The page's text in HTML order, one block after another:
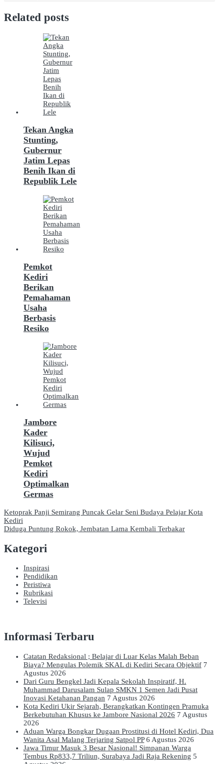
Related posts
Tekan Angka
Stunting,
Gubernur
Jatim Lepas
Benih Ikan di
Republik Lele
Pemkot
Kediri
Berikan
Pemahaman
Usaha
Berbasis
Resiko
Jambore
Kader
Kilisuci,
Wujud
Pemkot
Kediri
Optimalkan
Germas
Navigasi
pos
Ketoprak Panji Semirang Puncak Gelar Seni Budaya Pelajar Kota
Kediri
Diduga Puntung Rokok, Jembatan Lama Kembali Terbakar
Kategori
Inspirasi
Pendidikan
Peristiwa
Rubrikasi
Televisi
Informasi Terbaru
Catatan Redaksional ; Belajar di Luar Kelas Malah Beban
Biaya? Mengulas Polemik SKAL di Kediri Secara Objektif 7
Agustus 2026
Dari Guru Bengkel Jadi Kepala Sekolah Inspiratif, H.
Muhammad Darusalam Sulap SMKN 1 Semen Jadi Pusat
Inovasi Ketahanan Pangan 7 Agustus 2026
Kota Kediri Ukir Sejarah, Berangkatkan Kontingen Pramuka
Berkebutuhan Khusus ke Jambore Nasional 2026 7 Agustus
2026
Aduan Warga Bongkar Dugaan Prostitusi di Hotel Kediri, Dua
Wanita Asal Malang Terjaring Satpol PP 6 Agustus 2026
Jawa Timur Masuk 3 Besar Nasional! Simpanan Warga
Tembus Rp833,7 Triliun, Surabaya Jadi Raja Rekening 5